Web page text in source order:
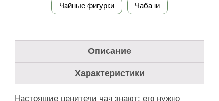
Чайные фигурки Чабани
Описание
Характеристики
Настоящие ценители чая знают: его нужно